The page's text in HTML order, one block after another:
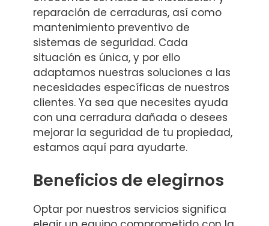
reparación de cerraduras, así como
mantenimiento preventivo de
sistemas de seguridad. Cada
situación es única, y por ello
adaptamos nuestras soluciones a las
necesidades específicas de nuestros
clientes. Ya sea que necesites ayuda
con una cerradura dañada o desees
mejorar la seguridad de tu propiedad,
estamos aquí para ayudarte.
Beneficios de elegirnos
Optar por nuestros servicios significa